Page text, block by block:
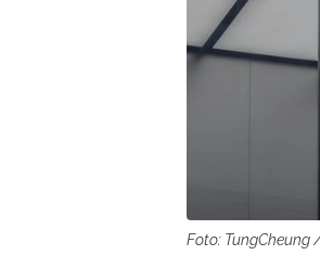
Foto: TungCheung